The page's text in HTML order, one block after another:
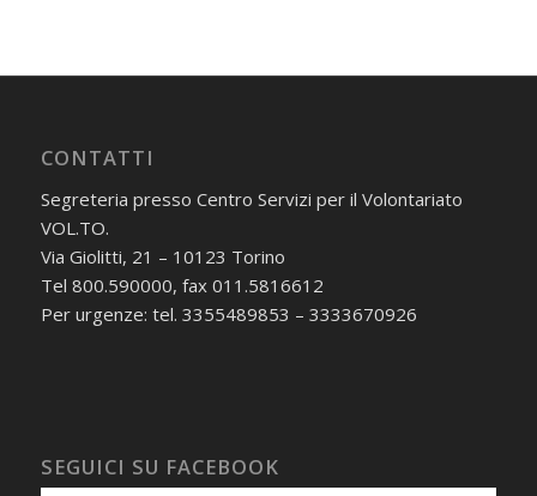
CONTATTI
Segreteria presso Centro Servizi per il Volontariato
VOL.TO.
Via Giolitti, 21 – 10123 Torino
Tel 800.590000, fax 011.5816612
Per urgenze: tel. 3355489853 – 3333670926
SEGUICI SU FACEBOOK